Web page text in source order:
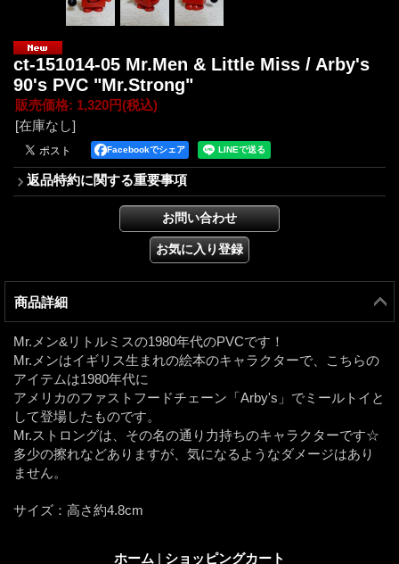
ct-151014-05 Mr.Men & Little Miss / Arby's
90's PVC "Mr.Strong"
販売価格: 1,320円(税込)
[在庫なし]
Facebookでシェア
返品特約に関する重要事項
商品詳細
Mr.メン&リトルミスの1980年代のPVCです！
Mr.メンはイギリス生まれの絵本のキャラクターで、こちらの
アイテムは1980年代に
アメリカのファストフードチェーン「Arby's」でミールトイと
して登場したものです。
Mr.ストロングは、その名の通り力持ちのキャラクターです☆
多少の擦れなどありますが、気になるようなダメージはあり
ません。
サイズ：高さ約4.8cm
ホーム | ショッピングカート